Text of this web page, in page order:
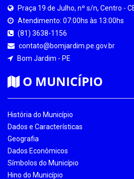
Praça 19 de Julho, nº s/n, Centro -
Atendimento: 07:00hs às 13:00hs
(81) 3638-1156
contato@bomjardim.pe.gov.br
Bom Jardim - PE
O MUNICÍPIO
História do Município
Dados e Características
Geografia
Dados Econômicos
Símbolos do Município
Hino do Município